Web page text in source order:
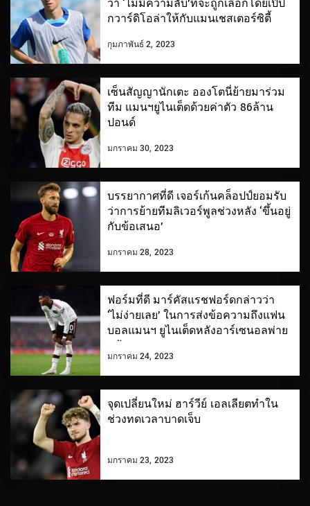
ว่า ‘ไม่มีความลับ’ที่จะถูกเลือกโดยเป๊ป
กวาร์ดิโอล่าให้กับแมนเชสเตอร์ซิตี้
กุมภาพันธ์ 2, 2023
เซ็นสัญญานักเตะ อองโตนี่ย้ายมาร่วม
ทีม แมนฯยูไนเต็ดด้วยค่าตัว 86ล้าน
ปอนด์
มกราคม 30, 2023
บรรยากาศที่ดี เจอร์เก้นคล็อปป์ยอมรับ
ว่าการย้ายทีมลิเวอร์พูลช่วงหลัง ‘ขึ้นอยู่
กับข้อเสนอ’
มกราคม 28, 2023
ฟอร์มที่ดี มาร์คัสแรชฟอร์ดกล่าวว่า
‘ไม่ง่ายเลย’ ในการส่งข้อความถึงแฟน
บอลแมนฯ ยูไนเต็ดหลังอาร์เซนอลพ่าย
แพ้
มกราคม 24, 2023
จุดเปลี่ยนใหม่ ฮาร์วีย์ เอลเลียตทำใน
ช่วงทดเวลาบาดเจ็บ
มกราคม 23, 2023